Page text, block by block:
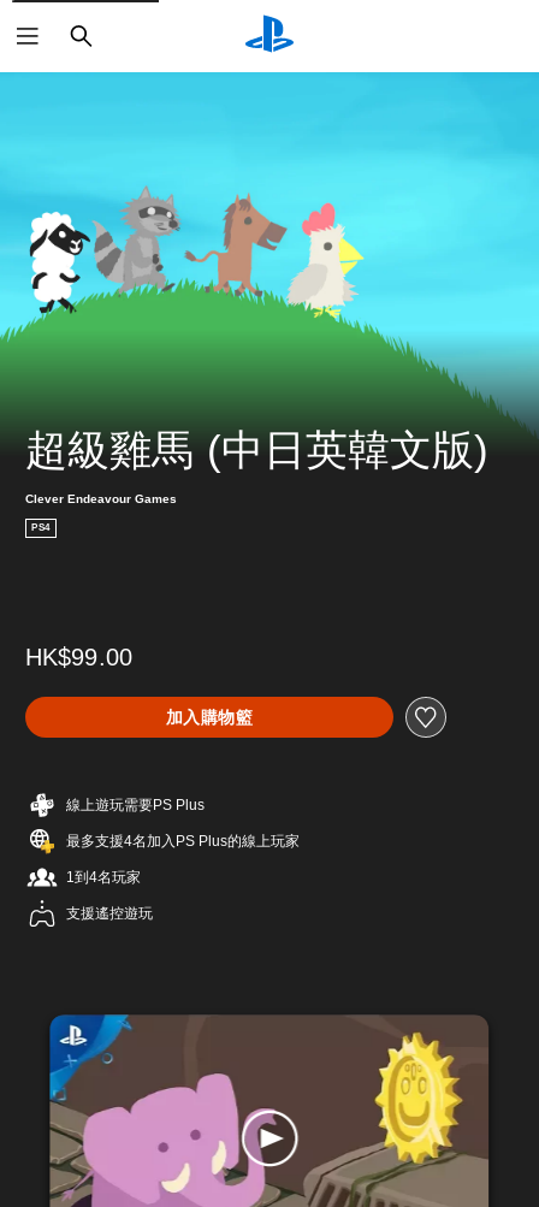
搜
尋
超級雞馬 (中日英韓文版)
Clever Endeavour Games
PS4
HK$99.00
加入購物籃
線上遊玩需要PS Plus
最多支援4名加入PS Plus的線上玩家
1到4名玩家
支援遙控遊玩